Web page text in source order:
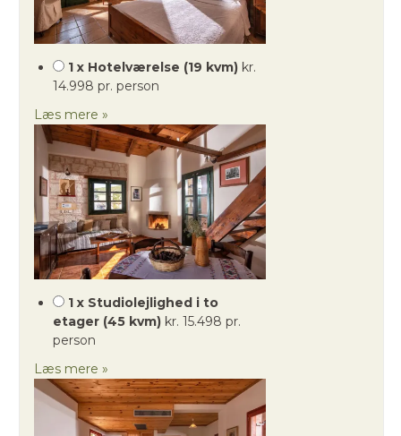
1 x Hotelværelse (19 kvm) kr.
14.998 pr. person
Læs mere »
1 x Studiolejlighed i to
etager (45 kvm) kr. 15.498 pr.
person
Læs mere »